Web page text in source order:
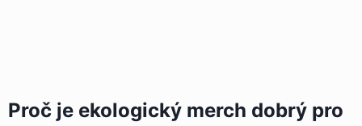
Proč je ekologický merch dobrý pro